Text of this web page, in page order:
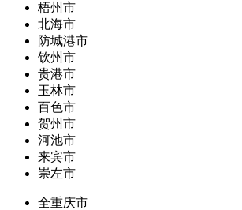
梧州市
北海市
防城港市
钦州市
贵港市
玉林市
百色市
贺州市
河池市
来宾市
崇左市
全重庆市